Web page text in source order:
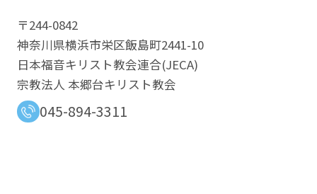
〒244-0842
神奈川県横浜市栄区飯島町2441-10
日本福音キリスト教会連合​(JECA)
宗教法人 本郷台キリスト教会
045-894-3311